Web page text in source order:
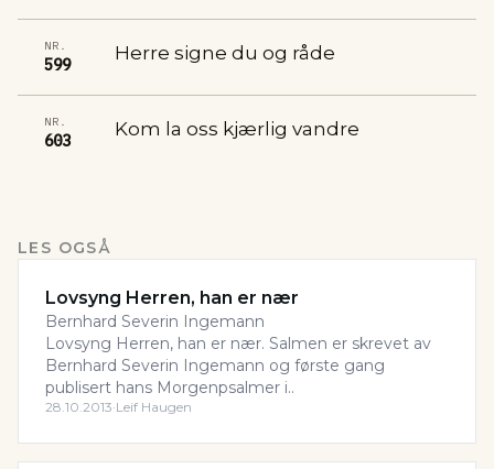
NR.
599
Herre signe du og råde
NR.
603
Kom la oss kjærlig vandre
LES OGSÅ
Lovsyng Herren, han er nær
Bernhard Severin Ingemann
Lovsyng Herren, han er nær. Salmen er skrevet av
Bernhard Severin Ingemann og første gang
publisert hans Morgenpsalmer i..
28.10.2013·Leif Haugen